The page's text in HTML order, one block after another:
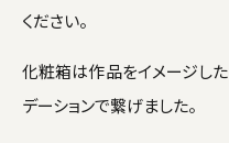
ください。
化粧箱は作品をイメージした
デーションで繋げました。